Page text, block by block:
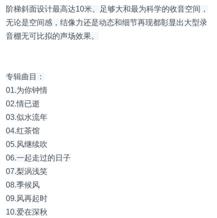
阶梯斜面设计最高达10米。足够大和最为科学的收音空间，
无论是空间感，结像力还是动态和细节再现都彰显出大型录
音棚无可比拟的声场效果。
专辑曲目：
01.为你钟情
02.情已逝
03.似水流年
04.红茶馆
05.风继续吹
06.一起走过的日子
07.梨涡浅笑
08.季候风
09.风再起时
10.爱在深秋